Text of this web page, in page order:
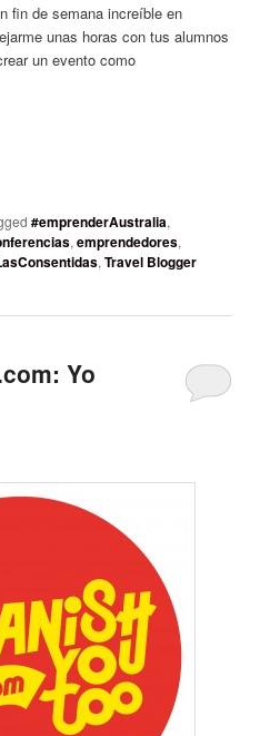
fin de semana increíble en
unas horas con tus alumnos
un evento como
#emprenderAustralia,
,emprendedores,
,Travel Blogger
Yo